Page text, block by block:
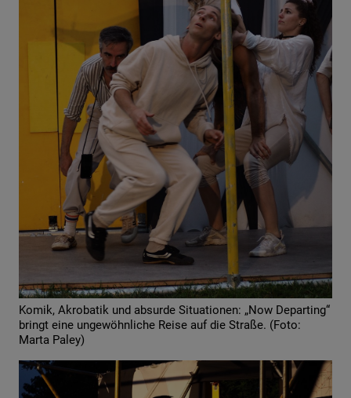
Komik, Akrobatik und absurde Situationen: „Now Departing“
bringt eine ungewöhnliche Reise auf die Straße. (Foto:
Marta Paley)